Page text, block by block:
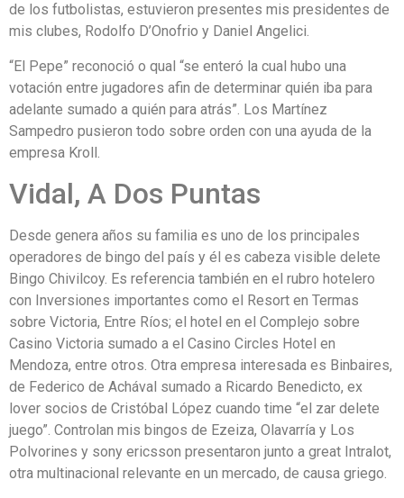
de los futbolistas, estuvieron presentes mis presidentes de
mis clubes, Rodolfo D’Onofrio y Daniel Angelici.
“El Pepe” reconoció o qual “se enteró la cual hubo una
votación entre jugadores afin de determinar quién iba para
adelante sumado a quién para atrás”. Los Martínez
Sampedro pusieron todo sobre orden con una ayuda de la
empresa Kroll.
Vidal, A Dos Puntas
Desde genera años su familia es uno de los principales
operadores de bingo del país y él es cabeza visible delete
Bingo Chivilcoy. Es referencia también en el rubro hotelero
con Inversiones importantes como el Resort en Termas
sobre Victoria, Entre Ríos; el hotel en el Complejo sobre
Casino Victoria sumado a el Casino Circles Hotel en
Mendoza, entre otros. Otra empresa interesada es Binbaires,
de Federico de Achával sumado a Ricardo Benedicto, ex
lover socios de Cristóbal López cuando time “el zar delete
juego”. Controlan mis bingos de Ezeiza, Olavarría y Los
Polvorines y sony ericsson presentaron junto a great Intralot,
otra multinacional relevante en un mercado, de causa griego.